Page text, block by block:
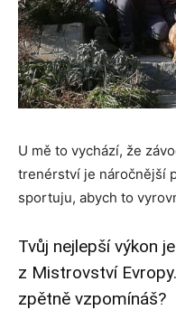
U mě to vychází, že
trenérství je náročnější
sportuju, abych to
Tvůj nejlepší výkon
z Mistrovství
zpětně vzpomínáš?